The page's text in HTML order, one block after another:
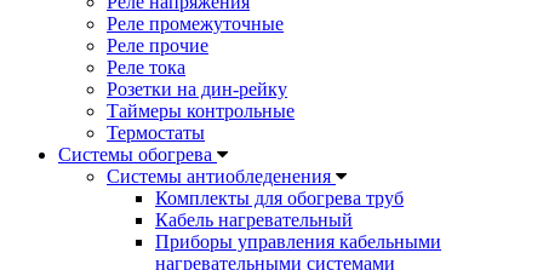
Реле промежуточные
Реле прочие
Реле тока
Розетки на дин-рейку
Таймеры контрольные
Термостаты
Системы обогрева
Системы антиобледенения
Комплекты для обогрева труб
Кабель нагревательный
Приборы управления кабельными
нагревательными системами